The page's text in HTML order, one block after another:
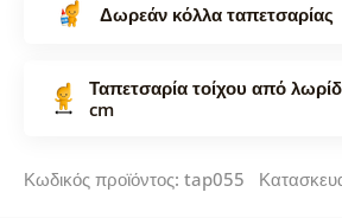
Δωρεάν κόλλα ταπετσαρίας
Ταπετσαρία τοίχου από
cm
Κωδικός προϊόντος: tap055